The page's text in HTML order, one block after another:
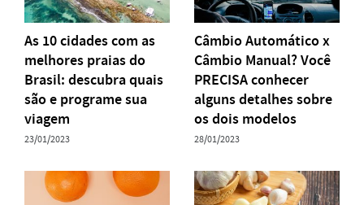
As 10 cidades com as
melhores praias do
Brasil: descubra quais
são e programe sua
viagem
23/01/2023
Câmbio Automático x
Câmbio Manual? Você
PRECISA conhecer
alguns detalhes sobre
os dois modelos
28/01/2023